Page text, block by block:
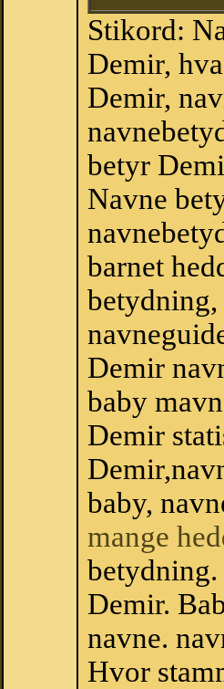
Stikord:
Demir,
Demir,
betyr
Navne
barnet
Demir
baby
Demir
baby,
mange
Demir.
navne.
Hvor